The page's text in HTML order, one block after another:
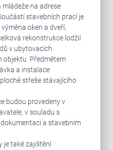
na adrese
stavebních prací je
oken a dveří,
rekonstrukce lodžií
v ubytovacích
objektu. Předmětem
a instalace
střeše stávajícího
budou provedeny v
v souladu s
a stavebním
je také zajištění